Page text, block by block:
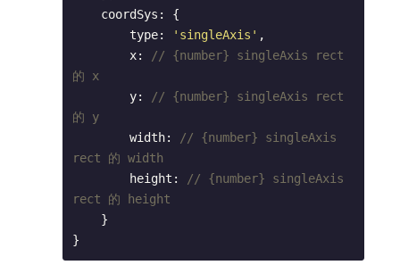
        type:
'singleAxis' ,
        x:
// {number} singleAxis rect
的 x
        y:
// {number} singleAxis rect
的 y
        width:
// {number} singleAxis
rect 的 width
        height:
// {number} singleAxis
rect 的 height
}